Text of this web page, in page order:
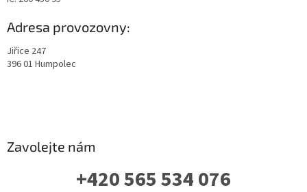
Adresa provozovny:
Jiřice 247
396 01 Humpolec
Zavolejte nám
+420 565 534 076